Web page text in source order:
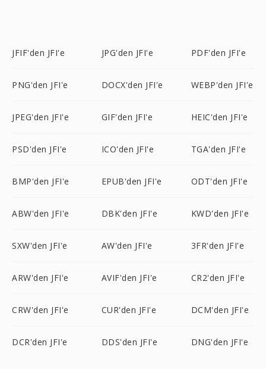
JFIF'den JFI'e JPG'den JFI'e PDF'den JFI'e
PNG'den JFI'e DOCX'den JFI'e WEBP'den JFI'e
JPEG'den JFI'e GIF'den JFI'e HEIC'den JFI'e
PSD'den JFI'e ICO'den JFI'e TGA'den JFI'e
BMP'den JFI'e EPUB'den JFI'e ODT'den JFI'e
ABW'den JFI'e DBK'den JFI'e KWD'den JFI'e
SXW'den JFI'e AW'den JFI'e 3FR'den JFI'e
ARW'den JFI'e AVIF'den JFI'e CR2'den JFI'e
CRW'den JFI'e CUR'den JFI'e DCM'den JFI'e
DCR'den JFI'e DDS'den JFI'e DNG'den JFI'e